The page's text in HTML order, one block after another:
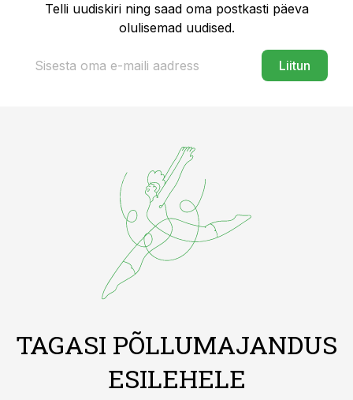
Telli uudiskiri ning saad oma postkasti päeva
olulisemad uudised.
Liitun
TAGASI PÕLLUMAJANDUS
ESILEHELE